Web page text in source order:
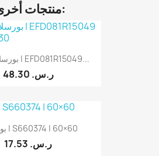
16 منتجات أخرى في نفس الفئة:
بورسلان مطفي | EFD081R15049...
48.30 ر.س.‏
بورسلان | S660374 | 60×60
17.53 ر.س.‏